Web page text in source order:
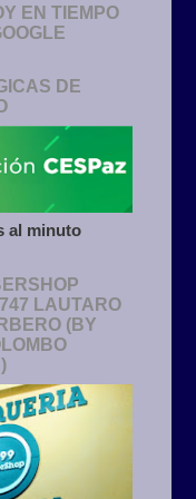
EN TIEMPO
DE
al minuto
LAUTARO
(BY